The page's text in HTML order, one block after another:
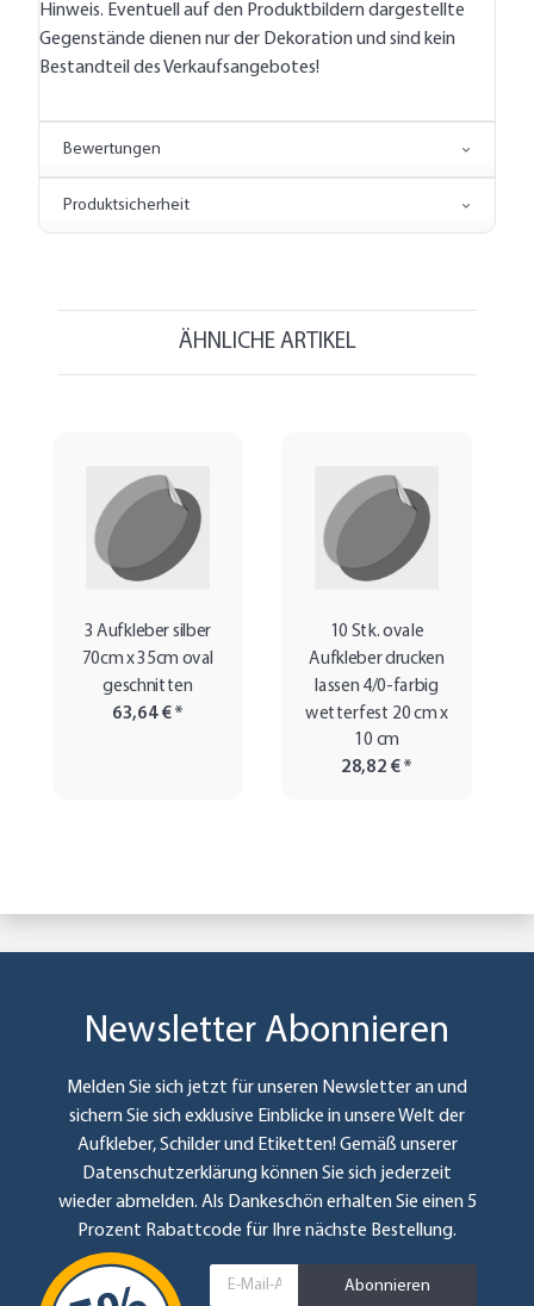
Hinweis. Eventuell auf den Produktbildern dargestellte
Gegenstände dienen nur der Dekoration und sind kein
Bestandteil des Verkaufsangebotes!
Bewertungen
Produktsicherheit
ÄHNLICHE ARTIKEL
3 Aufkleber silber
70cm x 35cm oval
geschnitten
63,64 €*
10 Stk. ovale
Aufkleber drucken
lassen 4/0-farbig
wetterfest 20 cm x
10 cm
28,82 €*
Newsletter Abonnieren
Melden Sie sich jetzt für unseren Newsletter an und
sichern Sie sich exklusive Einblicke in unsere Welt der
Aufkleber, Schilder und Etiketten! Gemäß unserer
Datenschutzerklärung können Sie sich jederzeit
wieder abmelden. Als Dankeschön erhalten Sie einen 5
Prozent Rabattcode für Ihre nächste Bestellung.
Abonnieren